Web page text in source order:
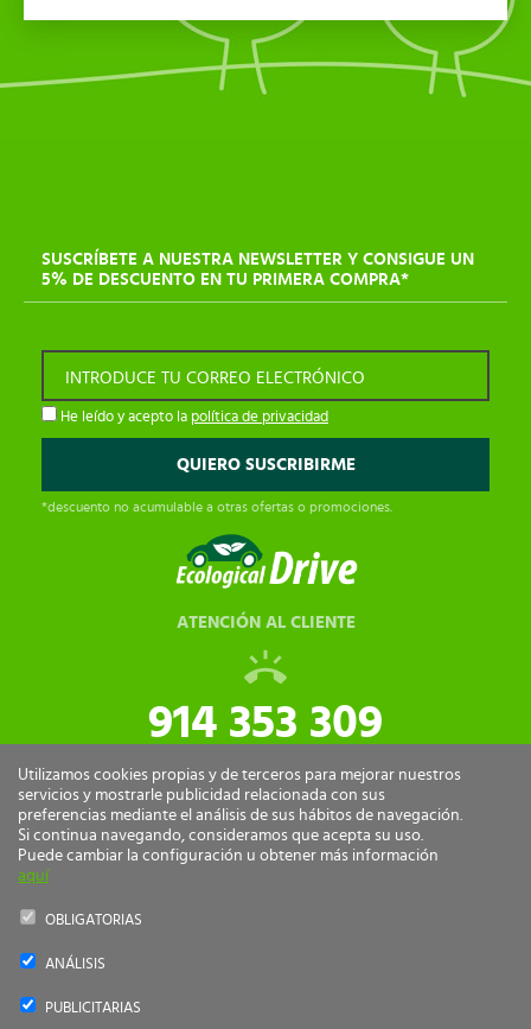
SUSCRÍBETE A NUESTRA NEWSLETTER Y CONSIGUE UN
5% DE DESCUENTO EN TU PRIMERA COMPRA*
INTRODUCE TU CORREO ELECTRÓNICO
He leído y acepto la política de privacidad
*descuento no acumulable a otras ofertas o promociones.
ATENCIÓN AL CLIENTE
914 353 309
tiendaonline@ecologicaldrive.com
Utilizamos cookies propias y de terceros para mejorar nuestros
servicios y mostrarle publicidad relacionada con sus
preferencias mediante el análisis de sus hábitos de navegación.
Si continua navegando, consideramos que acepta su uso.
Puede cambiar la configuración u obtener más información
aquí
OBLIGATORIAS
ANÁLISIS
PUBLICITARIAS